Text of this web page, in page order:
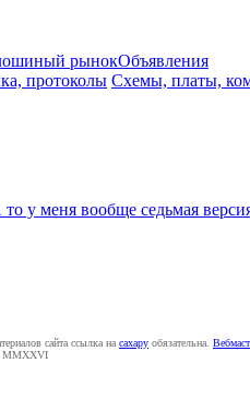
рынокОбъявления
протоколы Схемы, платы,
у меня вообще седьмая
сайта ссылка на caxapу обязательна.